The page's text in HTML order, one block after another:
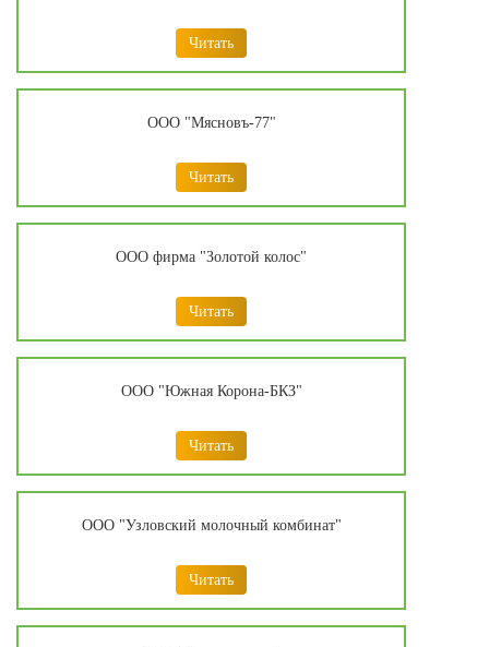
Читать
ООО "Мясновъ-77"
Читать
ООО фирма "Золотой колос"
Читать
ООО "Южная Корона-БКЗ"
Читать
ООО "Узловский молочный комбинат"
Читать